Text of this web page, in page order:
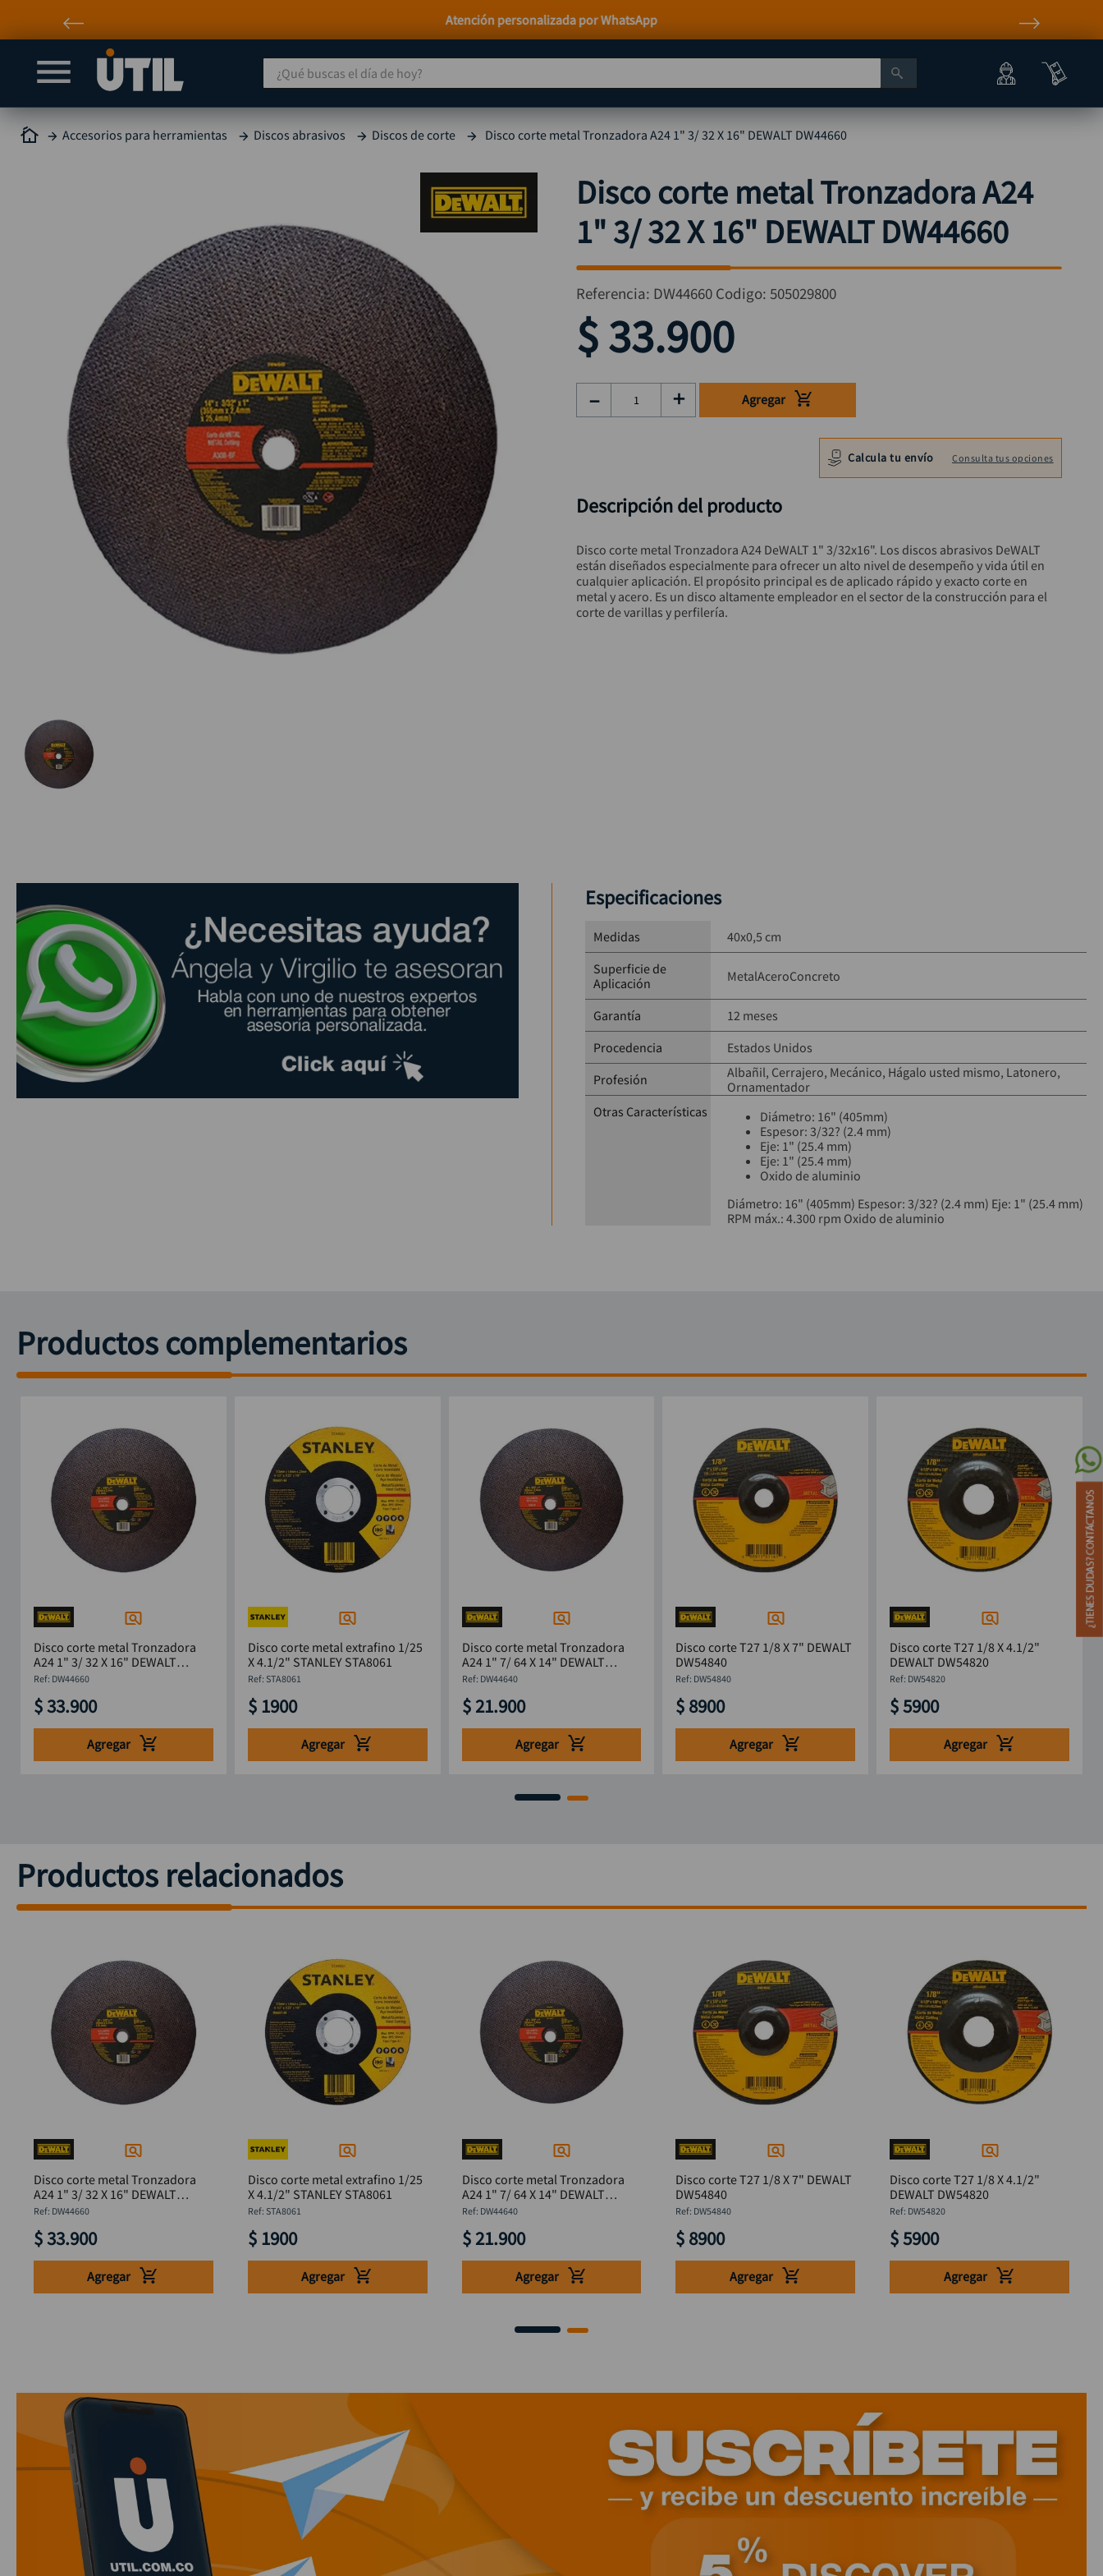
Paga a Crédito con Addi y Sistecrédito
¿Qué buscas el día de hoy?
Accesorios para herramientas Discos abrasivos Discos de corte Disco corte metal Tronzadora A24 1" 3/ 32 X 16" DEWALT DW44660
Disco corte metal Tronzadora A24
1" 3/ 32 X 16" DEWALT DW44660
Referencia: DW44660 Codigo: 505029800
$33.900
＋
－ Agregar
Calcula tu envío Consulta tus opciones
Descripción del producto
Disco corte metal Tronzadora A24 DeWALT 1" 3/32x16". Los discos abrasivos DeWALT
están diseñados especialmente para ofrecer un alto nivel de desempeño y vida útil en
cualquier aplicación. El propósito principal es de aplicado rápido y exacto corte en
metal y acero. Es un disco altamente empleador en el sector de la construcción para el
corte de varillas y perfilería.
Especificaciones
Medidas
40x0,5 cm
Superficie de
Aplicación
MetalAceroConcreto
Garantía
12 meses
Procedencia
Estados Unidos
Profesión
Albañil Cerrajero Mecánico Hágalo usted mismo Latonero
Ornamentador
Otras Características
Diámetro: 16" (405mm)
Espesor: 3/32? (2.4 mm)
Eje: 1" (25.4 mm)
Eje: 1" (25.4 mm)
Oxido de aluminio
Diámetro: 16" (405mm) Espesor: 3/32? (2.4 mm) Eje: 1" (25.4 mm)
RPM máx.: 4.300 rpm Oxido de aluminio
Productos complementarios
Disco corte metal Tronzadora
A24 1" 3/ 32 X 16" DEWALT
DW44660
: DW44660
$33.900
Agregar
Disco corte metal extrafino 1/25
X 4.1/2" STANLEY STA8061
: STA8061
$ 1900
Agregar
Disco corte metal Tronzadora
A24 1" 7/ 64 X 14" DEWALT
DW44640
: DW44640
$ 21.900
Agregar
Disco corte T27 1/8 X 7" DEWALT
DW54840
: DW54840
$ 8900
Agregar
Disco corte T27 1/8 X 4.1/2"
DEWALT DW54820
: DW54820
$5900
Agregar
Productos relacionados
Disco corte metal Tronzadora
A24 1" 3/ 32 X 16" DEWALT
DW44660
: DW44660
$33.900
Agregar
Disco corte metal extrafino 1/25
X 4.1/2" STANLEY STA8061
: STA8061
$ 1900
Agregar
Disco corte metal Tronzadora
A24 1" 7/ 64 X 14" DEWALT
DW44640
: DW44640
$ 21.900
Agregar
Disco corte T27 1/8 X 7" DEWALT
DW54840
: DW54840
$ 8900
Agregar
Disco corte T27 1/8 X 4.1/2"
DEWALT DW54820
: DW54820
$5900
Agregar
TÉRMINOS MÁS BUSCADOS
1. taladro
compresor
6.
7. sierra circular
8. broca
9. hidrolavadora
10. black decker